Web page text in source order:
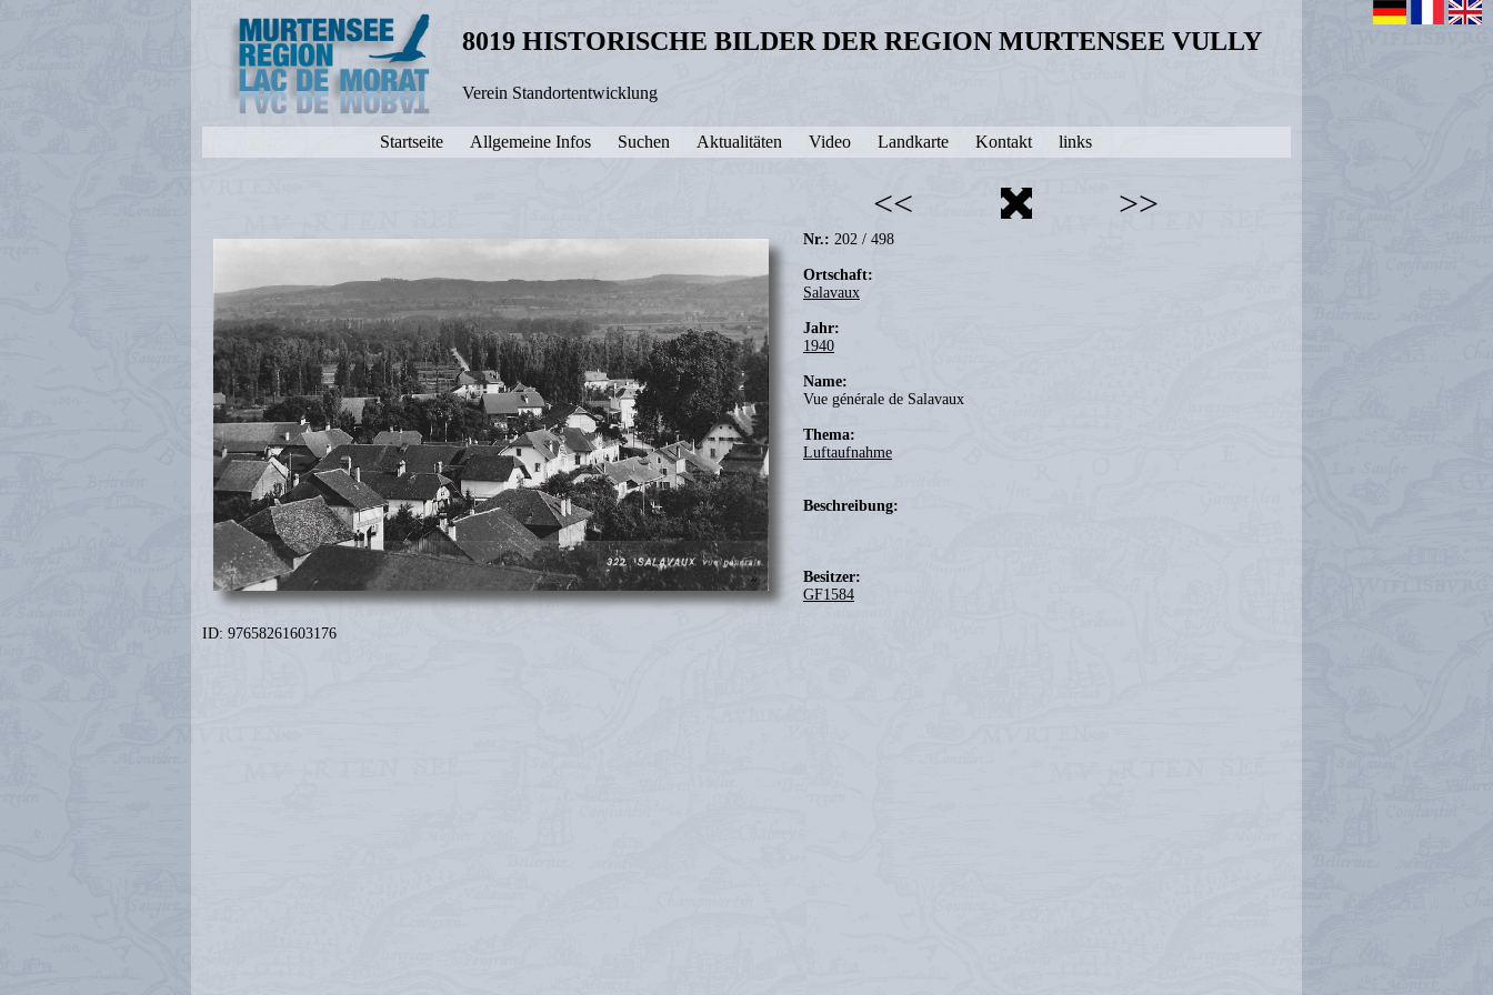
8019 HISTORISCHE BILDER DER REGION MURTENSEE VULLY
Verein Standortentwicklung
Startseite Allgemeine Infos Suchen Aktualitäten Video Landkarte Kontakt links
<< >>
Nr.: 202 / 498
Ortschaft:
Salavaux
Jahr:
1940
Name:
Vue générale de Salavaux
Thema:
Luftaufnahme
Beschreibung:
Besitzer:
GF1584
ID: 97658261603176